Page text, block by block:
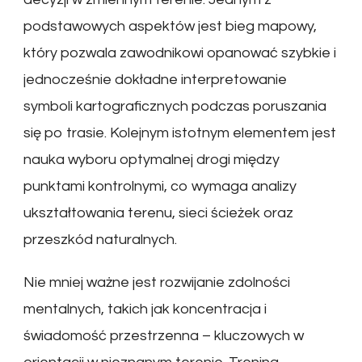
podstawowych aspektów jest bieg mapowy,
który pozwala zawodnikowi opanować szybkie i
jednocześnie dokładne interpretowanie
symboli kartograficznych podczas poruszania
się po trasie. Kolejnym istotnym elementem jest
nauka wyboru optymalnej drogi między
punktami kontrolnymi, co wymaga analizy
ukształtowania terenu, sieci ścieżek oraz
przeszkód naturalnych.
Nie mniej ważne jest rozwijanie zdolności
mentalnych, takich jak koncentracja i
świadomość przestrzenna – kluczowych w